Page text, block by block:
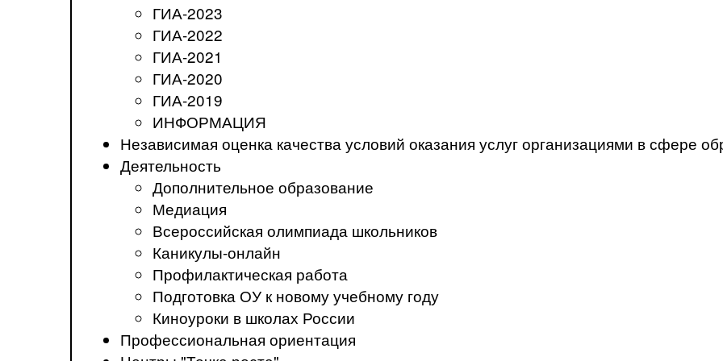
ГИА-2023
ГИА-2022
ГИА-2021
ГИА-2020
ГИА-2019
ИНФОРМАЦИЯ
Независимая оценка качества условий оказания услуг организациями в сфере
Деятельность
Дополнительное образование
Медиация
Всероссийская олимпиада школьников
Каникулы-онлайн
Профилактическая работа
Подготовка ОУ к новому учебному году
Киноуроки в школах России
Профессиональная ориентация